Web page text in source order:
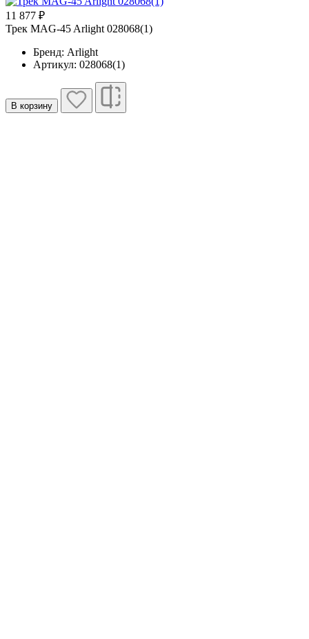
11 877 ₽
Трек MAG-45 Arlight 028068(1)
Бренд: Arlight
Артикул: 028068(1)
В корзину